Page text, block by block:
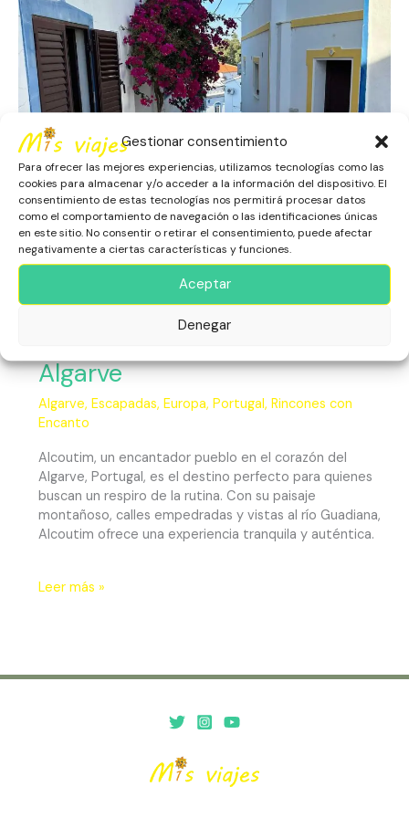
Gestionar consentimiento
Para ofrecer las mejores experiencias, utilizamos tecnologías como las
cookies para almacenar y/o acceder a la información del dispositivo. El
consentimiento de estas tecnologías nos permitirá procesar datos
como el comportamiento de navegación o las identificaciones únicas
en este sitio. No consentir o retirar el consentimiento, puede afectar
negativamente a ciertas características y funciones.
Aceptar
Denegar
Alcoutim Un Respiro en el
Algarve
Algarve, Escapadas, Europa, Portugal, Rincones con
Encanto
Alcoutim, un encantador pueblo en el corazón del
Algarve, Portugal, es el destino perfecto para quienes
buscan un respiro de la rutina. Con su paisaje
montañoso, calles empedradas y vistas al río Guadiana,
Alcoutim ofrece una experiencia tranquila y auténtica.
el
Algarve
Leer más »